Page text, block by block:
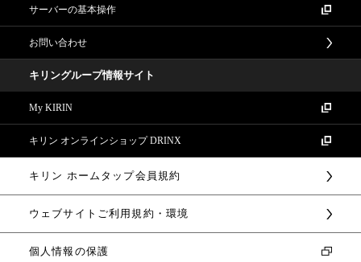
サーバーの基本操作
お問い合わせ
キリングループ情報サイト
My KIRIN
キリン オンラインショップ DRINX
キリン ホームタップ会員規約
ウェブサイトご利用規約・環境
個人情報の保護